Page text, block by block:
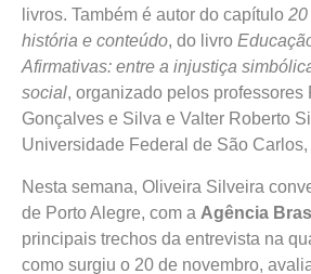
livros. Também é autor do capítulo 20
história e conteúdo, do livro
Afirmativas: entre a injustiça
social, organizado pelos professores
Gonçalves e Silva e Valter Roberto
Universidade Federal de São
Nesta semana, Oliveira Silveira
de Porto Alegre, com a Agência
principais trechos da entrevista na
como surgiu o 20 de novembro,